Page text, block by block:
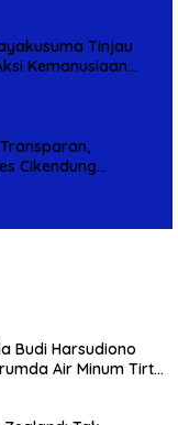
Tinjau
Kemanusiaan
Cikendung
Budi Harsudiono
Air Minum Tirta